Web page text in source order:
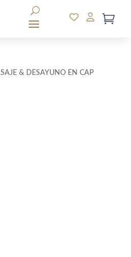
& DESAYUNO EN CAP